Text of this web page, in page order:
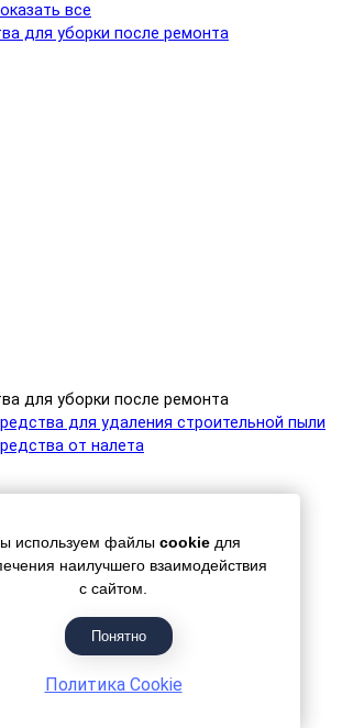
все
для уборки после ремонта
для уборки после ремонта
для удаления строительной пыли
от налета
используем файлы cookie для
наилучшего взаимодействия
с сайтом.
Понятно
Политика Cookie